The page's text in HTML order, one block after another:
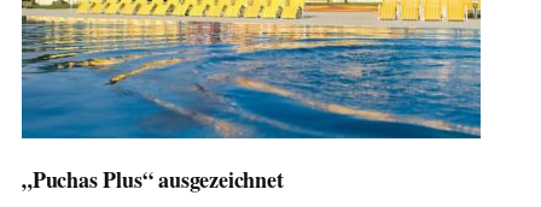
„Puchas Plus“ ausgezeichnet